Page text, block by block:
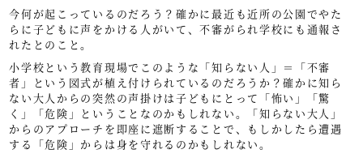
今何が起こっているのだろう？確かに最近も近所の公園でやた
らに子どもに声をかける人がいて、不審がられ学校にも通報さ
れたとのこと。
小学校という教育現場でこのような「知らない人」＝「不審
者」という図式が植え付けられているのだろうか？確かに知ら
ない大人からの突然の声掛けは子どもにとって「怖い」「驚
く」「危険」ということなのかもしれない。「知らない大人」
からのアプローチを即座に遮断することで、もしかしたら遭遇
する「危険」からは身を守れるのかもしれない。